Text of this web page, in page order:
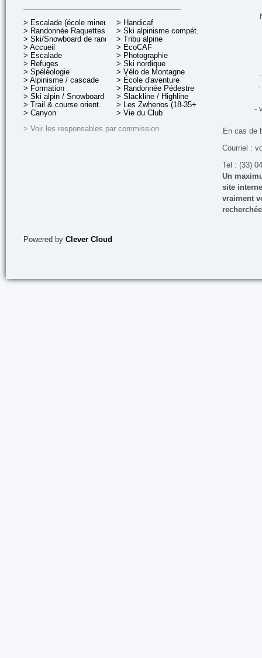
> Escalade (école mineurs)
> Randonnée Raquettes
> Ski/Snowboard de rando.
> Accueil
> Escalade
> Refuges
> Spéléologie
> Alpinisme / cascade
> Formation
> Ski alpin / Snowboard
> Trail & course orient.
> Canyon
> Handicaf
> Ski alpinisme compét.
> Tribu alpine
> EcoCAF
> Photographie
> Ski nordique
> Vélo de Montagne
> École d'aventure
> Randonnée Pédestre
> Slackline / Highline
> Les Zwhenos (18-35+ ans)
> Vie du Club
> Voir les responsables par commission
-
-
En cas de
Courriel :
Tel : (33)
Un
site
vraiment
Powered by Clever Cloud